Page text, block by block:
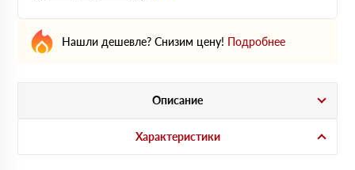
Нашли дешевле? Снизим цену! Подробнее
Описание
Характеристики